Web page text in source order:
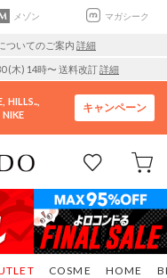
メゾン マガシーク
ついてのご案内 詳細
(木) 14時〜 送料改訂詳細
HILLS..
NIKE
キャンペーン
COSME HOME